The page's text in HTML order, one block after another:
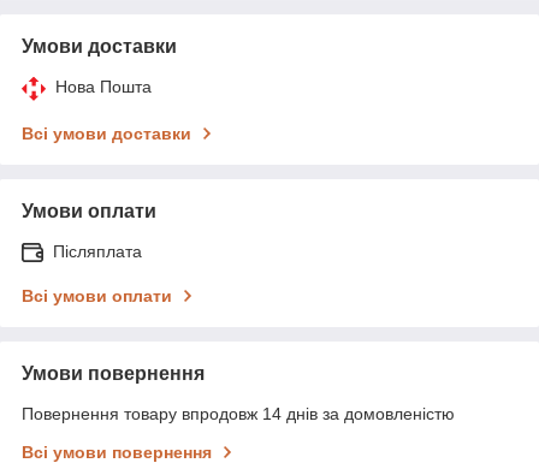
Умови доставки
Нова Пошта
Всі умови доставки
Умови оплати
Післяплата
Всі умови оплати
Умови повернення
Повернення товару впродовж 14 днів за домовленістю
Всі умови повернення